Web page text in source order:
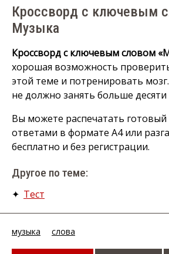
Кроссворд с ключевым
Музыка
Кроссворд с ключевым словом
хорошая возможность
этой теме и потренировать
не должно занять больше десяти
Вы можете распечатать готовый
ответами в формате А4 или
бесплатно и без регистрации.
Другое по теме:
✦ Тест
музыка слова